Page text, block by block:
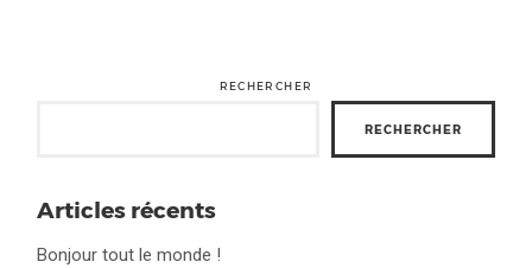
RECHERCHER
RECHERCHER
Articles récents
Bonjour tout le monde !